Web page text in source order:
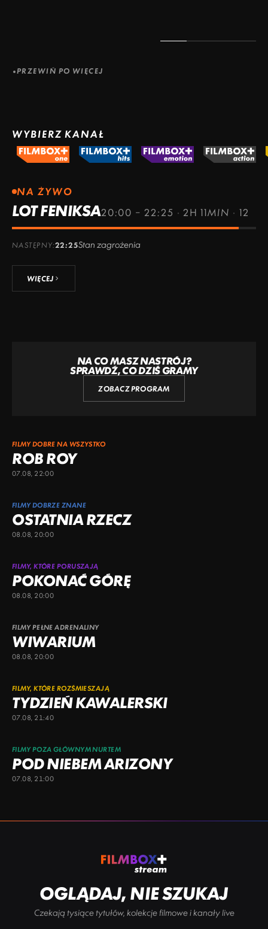
PRZEWIŃ PO WIĘCEJ
WYBIERZ KANAŁ
NA ŻYWO
LOT FENIKSA20:00 – 22:25 ·2H 11MIN · 12
NASTĘPNY:22:25Stan zagrożenia
WIĘCEJ
NA CO MASZ NASTRÓJ?
SPRAWDŹ, CO DZIŚ GRAMY
ZOBACZ PROGRAM
FILMY DOBRE NA WSZYSTKO
ROB ROY
07.08, 22:00
FILMY DOBRZE ZNANE
OSTATNIA RZECZ
08.08, 20:00
FILMY, KTÓRE PORUSZAJĄ
POKONAĆ GÓRĘ
08.08, 20:00
FILMY PEŁNE ADRENALINY
WIWARIUM
08.08, 20:00
FILMY, KTÓRE ROZŚMIESZAJĄ
TYDZIEŃ KAWALERSKI
07.08, 21:40
FILMY POZA GŁÓWNYM NURTEM
POD NIEBEM ARIZONY
07.08, 21:00
OGLĄDAJ, NIE SZUKAJ
Czekają tysiące tytułów, kolekcje filmowe i kanały live